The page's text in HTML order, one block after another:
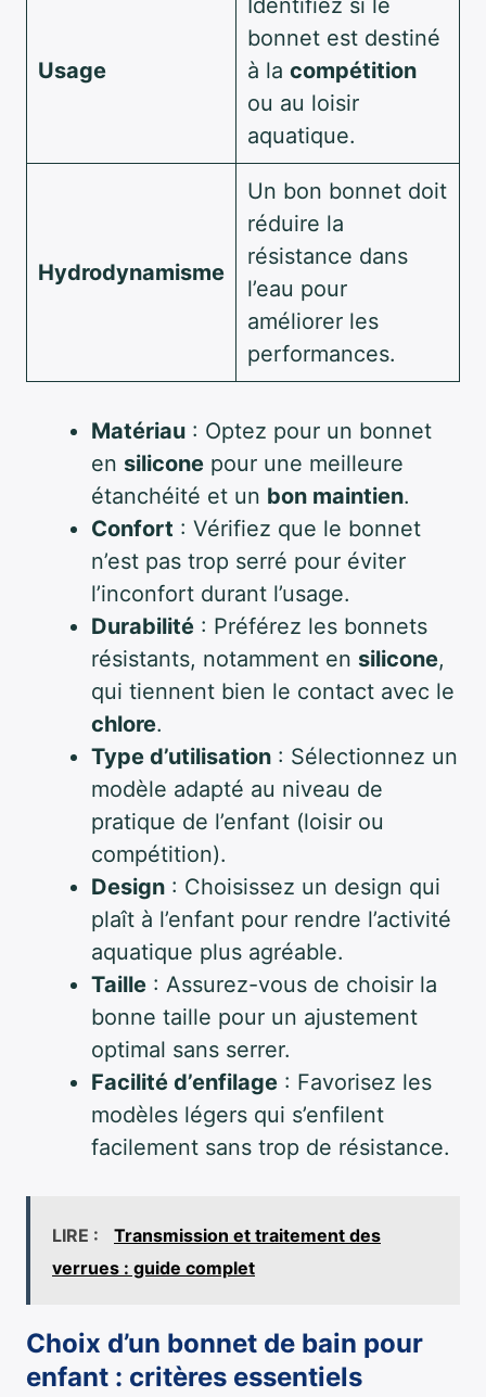
Usage
Identifiez si le
bonnet est destiné
à la compétition
ou au loisir
aquatique.
Hydrodynamisme
Un bon bonnet doit
réduire la
résistance dans
l’eau pour
améliorer les
performances.
Matériau : Optez pour un bonnet
en silicone pour une meilleure
étanchéité et un bon maintien.
Confort : Vérifiez que le bonnet
n’est pas trop serré pour éviter
l’inconfort durant l’usage.
Durabilité : Préférez les bonnets
résistants, notamment en silicone,
qui tiennent bien le contact avec le
chlore.
Type d’utilisation : Sélectionnez un
modèle adapté au niveau de
pratique de l’enfant (loisir ou
compétition).
Design : Choisissez un design qui
plaît à l’enfant pour rendre l’activité
aquatique plus agréable.
Taille : Assurez-vous de choisir la
bonne taille pour un ajustement
optimal sans serrer.
Facilité d’enfilage : Favorisez les
modèles légers qui s’enfilent
facilement sans trop de résistance.
LIRE :
Transmission et traitement des
verrues : guide complet
Choix d’un bonnet de bain pour
enfant : critères essentiels